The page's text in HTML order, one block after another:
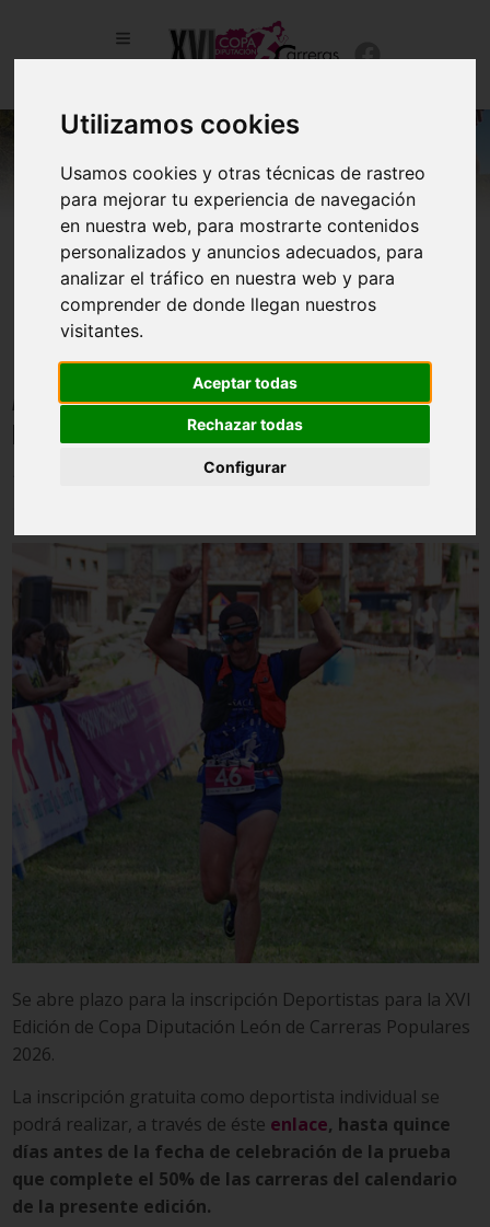
Utilizamos cookies
Usamos cookies y otras técnicas de rastreo
para mejorar tu experiencia de navegación
en nuestra web, para mostrarte contenidos
personalizados y anuncios adecuados, para
analizar el tráfico en nuestra web y para
comprender de donde llegan nuestros
visitantes.
Aceptar todas
Rechazar todas
Configurar
ABIERTO PLAZO INSCRIPCIONES DEPORTISTAS – COPA
DIPUTACIÓN DE LEÓN
Se abre plazo para la inscripción Deportistas para la XVI
Edición de Copa Diputación León de Carreras Populares
2026.
La inscripción gratuita como deportista individual se
podrá realizar, a través de éste enlace, hasta quince
días antes de la fecha de celebración de la prueba
que complete el 50% de las carreras del calendario
de la presente edición.